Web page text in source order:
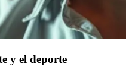
y el deporte